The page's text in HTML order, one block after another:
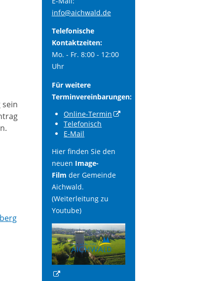
sein
info@aichwald.de
Telefonische
Kontaktzeiten:
Mo. - Fr. 8:00 - 12:00
Uhr
Für weitere
Terminvereinbarungen:
Online-Termin
Telefonisch
E-Mail
Hier finden Sie den
neuen Image-
Film der Gemeinde
Aichwald.
(Weiterleitung zu
Youtube)